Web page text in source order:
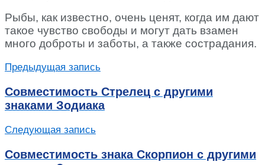
Рыбы, как известно, очень ценят, когда им дают
такое чувство свободы и могут дать взамен
много доброты и заботы, а также сострадания.
Предыдущая запись
Совместимость Стрелец с другими
знаками Зодиака
Следующая запись
Совместимость знака Скорпион с другими